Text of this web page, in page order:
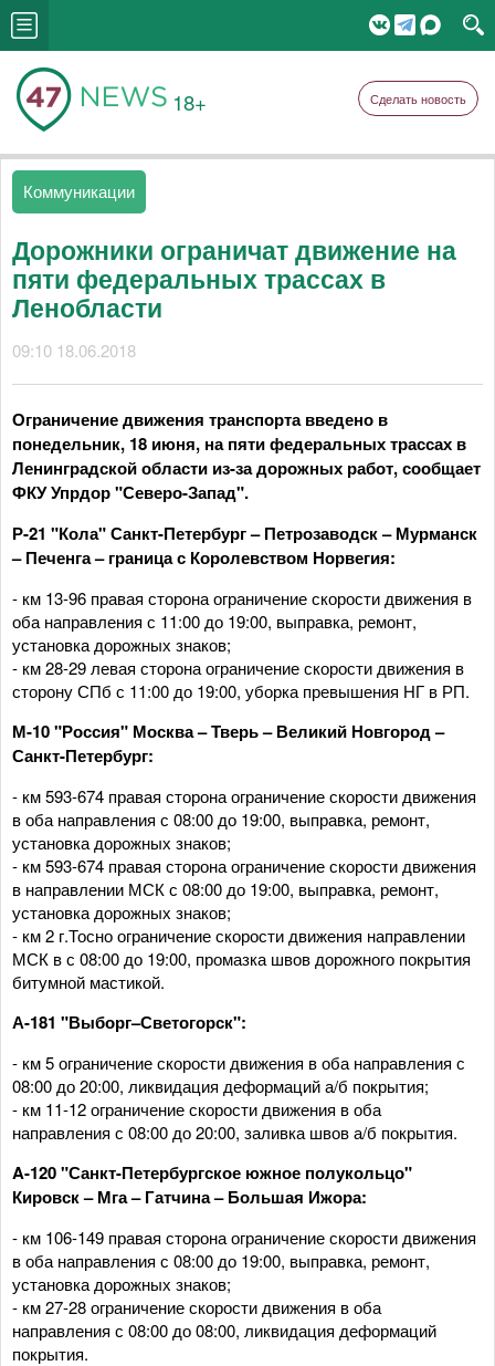
18+ Сделать новость
Коммуникации
Дорожники ограничат движение на
пяти федеральных трассах в
Ленобласти
09:10 18.06.2018
Ограничение движения транспорта введено в
понедельник, 18 июня, на пяти федеральных трассах в
Ленинградской области из-за дорожных работ, сообщает
ФКУ Упрдор "Северо-Запад".
Р-21 "Кола" Санкт-Петербург – Петрозаводск – Мурманск
– Печенга – граница с Королевством Норвегия:
- км 13-96 правая сторона ограничение скорости движения в
оба направления с 11:00 до 19:00, выправка, ремонт,
установка дорожных знаков;
- км 28-29 левая сторона ограничение скорости движения в
сторону СПб с 11:00 до 19:00, уборка превышения НГ в РП.
М-10 "Россия" Москва – Тверь – Великий Новгород –
Санкт-Петербург:
- км 593-674 правая сторона ограничение скорости движения
в оба направления с 08:00 до 19:00, выправка, ремонт,
установка дорожных знаков;
- км 593-674 правая сторона ограничение скорости движения
в направлении МСК с 08:00 до 19:00, выправка, ремонт,
установка дорожных знаков;
- км 2 г.Тосно ограничение скорости движения направлении
МСК в с 08:00 до 19:00, промазка швов дорожного покрытия
битумной мастикой.
А-181 "Выборг–Светогорск":
- км 5 ограничение скорости движения в оба направления с
08:00 до 20:00, ликвидация деформаций а/б покрытия;
- км 11-12 ограничение скорости движения в оба
направления с 08:00 до 20:00, заливка швов а/б покрытия.
A-120 "Санкт-Петербургское южное полукольцо"
Кировск – Мга – Гатчина – Большая Ижора:
- км 106-149 правая сторона ограничение скорости движения
в оба направления с 08:00 до 19:00, выправка, ремонт,
установка дорожных знаков;
- км 27-28 ограничение скорости движения в оба
направления с 08:00 до 08:00, ликвидация деформаций
покрытия.